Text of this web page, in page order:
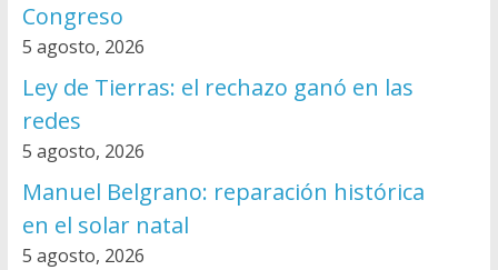
Congreso
5 agosto, 2026
Ley de Tierras: el rechazo ganó en las
redes
5 agosto, 2026
Manuel Belgrano: reparación histórica
en el solar natal
5 agosto, 2026